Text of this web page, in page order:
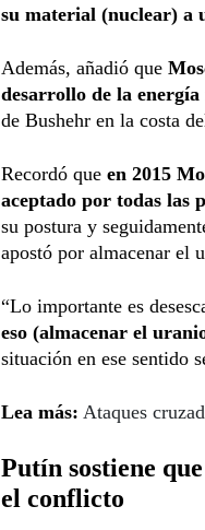
su material (nuclear) a
Además, añadió que
desarrollo de la
de Bushehr en la costa
Recordó que en 2015
aceptado por todas las
su postura y
apostó por almacenar el
“Lo importante es
eso (almacenar el
situación en ese sentido
Lea más: Ataques
Putín sostiene
el conflicto